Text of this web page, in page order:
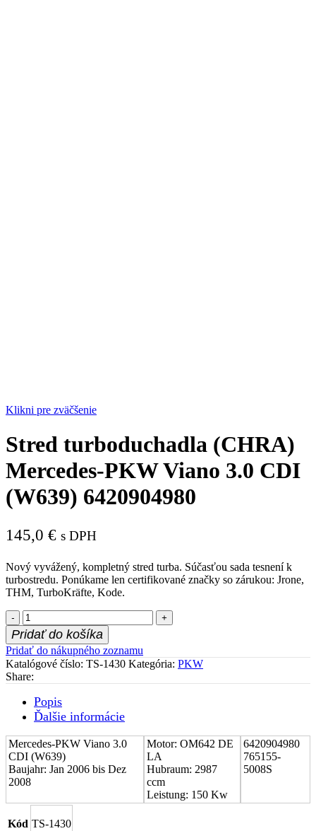
Klikni pre zväčšenie
Stred turboduchadla (CHRA)
Mercedes-PKW Viano 3.0 CDI
(W639) 6420904980
145,0 € s DPH
Nový vyvážený, kompletný stred turba. Súčasťou sada tesnení k
turbostredu. Ponúkame len certifikované značky so zárukou: Jrone,
THM, TurboKräfte, Kode.
množstvo
Stred
turboduchadla
(CHRA)
Mercedes-
PKW
3.0
CDI
6420904980
Pridať do košíka
Pridať do nákupného zoznamu
Katalógové číslo: TS-1430 Kategória: PKW
Share:
Popis
Ďalšie informácie
Mercedes-PKW Viano 3.0
CDI (W639)
Baujahr: Jan 2006 bis Dez
2008
Motor: OM642 DE
LA
Hubraum: 2987
ccm
Leistung: 150 Kw
6420904980
765155-
5008S
Kód TS-1430